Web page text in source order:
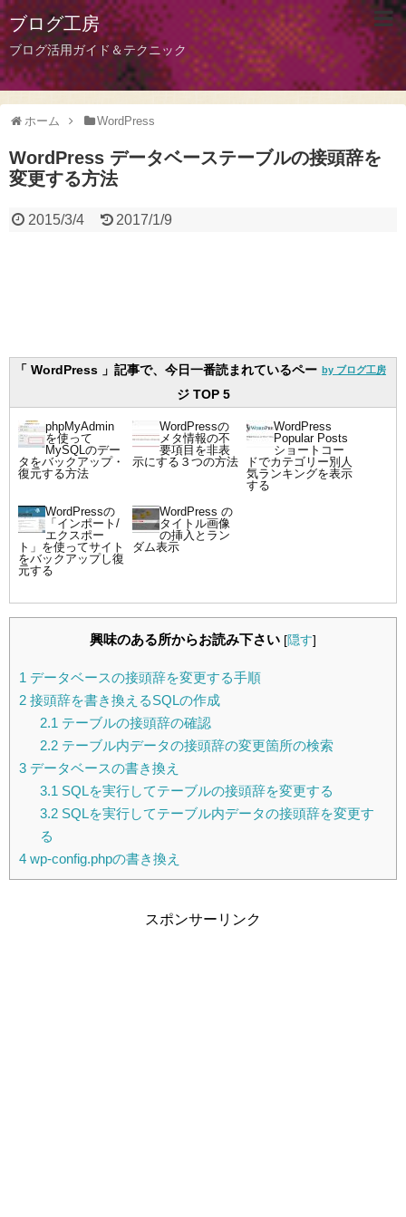
ブログ工房
ブログ活用ガイド＆テクニック
ホーム WordPress
WordPress データベーステーブルの接頭辞を
変更する方法
2015/3/4 2017/1/9
by ブログ工房
「 WordPress 」記事で、今日一番読まれているペー
ジ TOP 5
phpMyAdmin
を使って
MySQLのデー
タをバックアップ・
復元する方法
WordPressの
メタ情報の不
要項目を非表
示にする３つの方法
WordPress
Popular Posts
ショートコー
ドでカテゴリー別人
気ランキングを表示
する
WordPressの
「インポート/
エクスポー
ト」を使ってサイト
をバックアップし復
元する
WordPress の
タイトル画像
の挿入とラン
ダム表示
興味のある所からお読み下さい [隠す]
1 データベースの接頭辞を変更する手順
2 接頭辞を書き換えるSQLの作成
2.1 テーブルの接頭辞の確認
2.2テーブル内データの接頭辞の変更箇所の検索
3 データベースの書き換え
3.1 SQLを実行してテーブルの接頭辞を変更する
3.2SQLを実行してテーブル内データの接頭辞を変更す
る
4 wp-config.phpの書き換え
スポンサーリンク